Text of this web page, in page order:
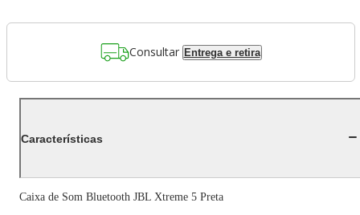
Consultar Entrega e retira
Características
Caixa de Som Bluetooth JBL Xtreme 5 Preta